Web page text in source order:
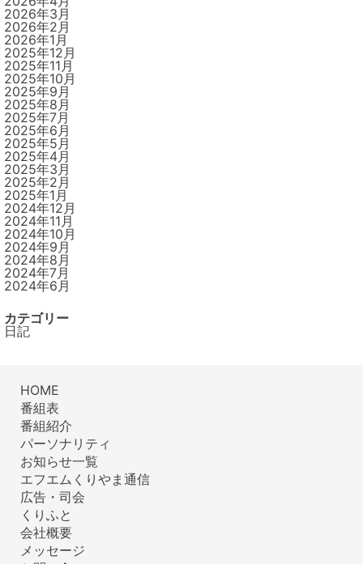
2026年3月
2026年2月
2026年1月
2025年12月
2025年11月
2025年10月
2025年9月
2025年8月
2025年7月
2025年6月
2025年5月
2025年4月
2025年3月
2025年2月
2025年1月
2024年12月
2024年11月
2024年10月
2024年9月
2024年8月
2024年7月
2024年6月
カテゴリー
日記
HOME
番組表
番組紹介
パーソナリティ
お知らせ一覧
エフエムくりやま通信
広告・司会
くりふと
会社概要
メッセージ